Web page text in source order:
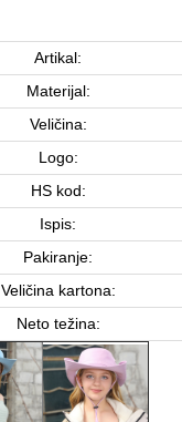
Artikal:
Materijal:
Veličina:
Logo:
HS kod:
Ispis:
Pakiranje:
Veličina kartona:
Neto težina: